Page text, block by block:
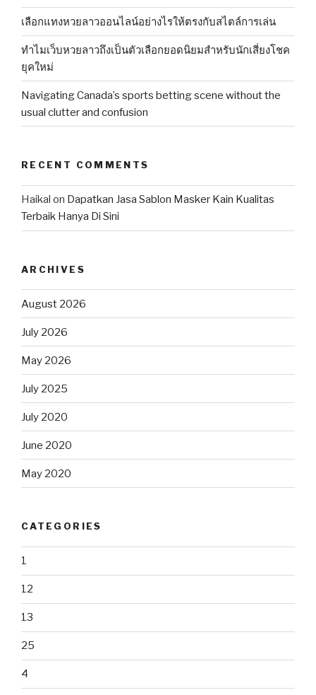
เลือกแทงหวยลาวออนไลน์อย่างไรให้ตรงกับสไตล์การเล่น
ทำไมเว็บหวยลาวถึงเป็นตัวเลือกยอดนิยมสำหรับนักเสี่ยงโชค
ยุคใหม่
Navigating Canada’s sports betting scene without the
usual clutter and confusion
RECENT COMMENTS
Haikal on Dapatkan Jasa Sablon Masker Kain Kualitas
Terbaik Hanya Di Sini
ARCHIVES
August 2026
July 2026
May 2026
July 2025
July 2020
June 2020
May 2020
CATEGORIES
1
12
13
25
4